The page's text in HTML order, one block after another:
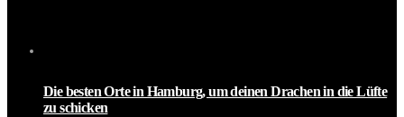
Die besten Orte in Hamburg, um deinen Drachen in die Lüfte
zu schicken